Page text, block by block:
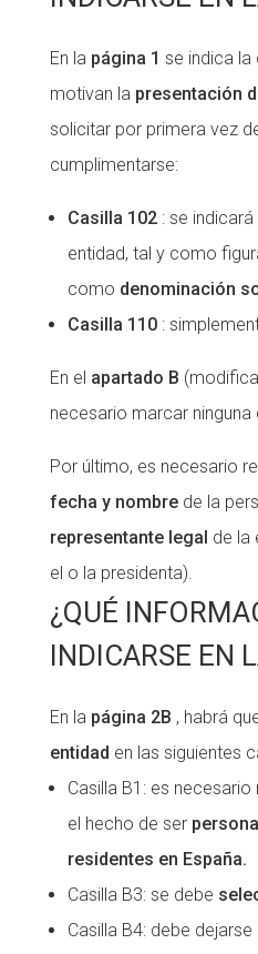
En la página 1 se indica la
motivan la presentación
solicitar por primera vez
cumplimentarse:
Casilla 102: se indicará
entidad, tal y como
como denominación
Casilla 110:
En el apartado B
necesario marcar ninguna
Por último, es necesario
fecha y nombrede la
representante legal de la
el o la presidenta).
¿QUÉ
INDICARSE EN
En la página 2B , habrá
entidad en las siguientes
Casilla B1: es
el hecho de ser
residentes en España.
Casilla B3: se debe
Casilla B4: debe